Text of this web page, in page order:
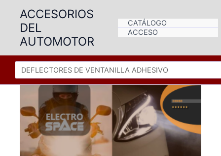
contenido
ACCESORIOS
DEL
AUTOMOTOR
CATÁLOGO
ACCESO